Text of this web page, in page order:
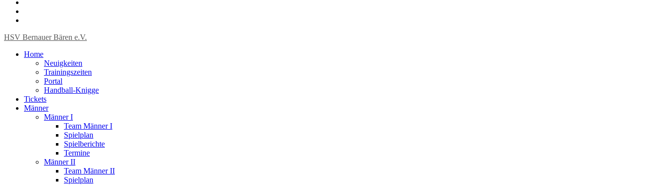
HSV Bernauer Bären e.V.
Home
Neuigkeiten
Trainingszeiten
Portal
Handball-Knigge
Tickets
Männer
Männer I
Team Männer I
Spielplan
Spielberichte
Termine
Männer II
Team Männer II
Spielplan